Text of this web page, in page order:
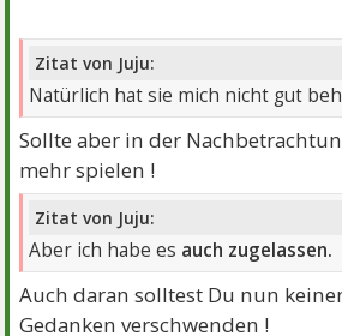
Zitat von Juju:
Natürlich hat sie mich nicht gut
Sollte aber in der
mehr spielen !
Zitat von Juju:
Aber ich habe es auch zugelassen.
Auch daran solltest Du nun
Gedanken verschwenden !